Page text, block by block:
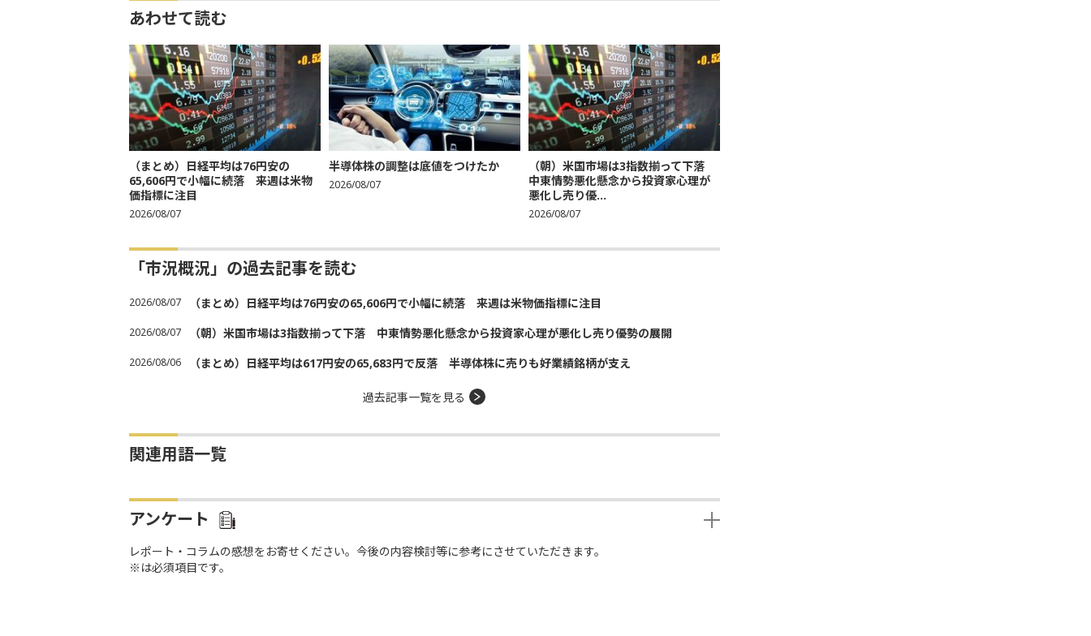
あわせて読む
（まとめ）日経平均は76円安の
65,606円で小幅に続落 来週は米物
価指標に注目
2026/08/07
半導体株の調整は底値をつけたか
2026/08/07
（朝）米国市場は3指数揃って下落
中東情勢悪化懸念から投資家心理が
悪化し売り優...
2026/08/07
「市況概況」の過去記事を読む
2026/08/07 （まとめ）日経平均は76円安の65,606円で小幅に続落 来週は米物価指標に注目
2026/08/07 （朝）米国市場は3指数揃って下落 中東情勢悪化懸念から投資家心理が悪化し売り優勢の展開
2026/08/06 （まとめ）日経平均は617円安の65,683円で反落 半導体株に売りも好業績銘柄が支え
過去記事一覧を見る
関連用語一覧
アンケート
レポート・コラムの感想をお寄せください。今後の内容検討等に参考にさせていただきます。
※は必須項目です。